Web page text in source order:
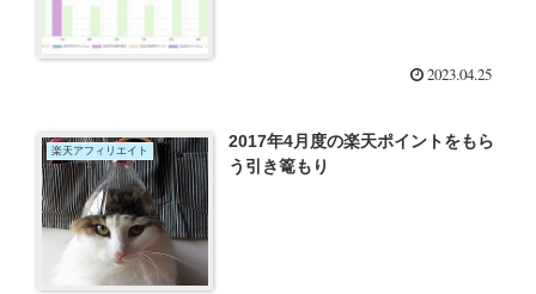
2023.04.25
楽天アフィリエイト
2017年4月度の楽天ポイントをもら
う引き篭もり